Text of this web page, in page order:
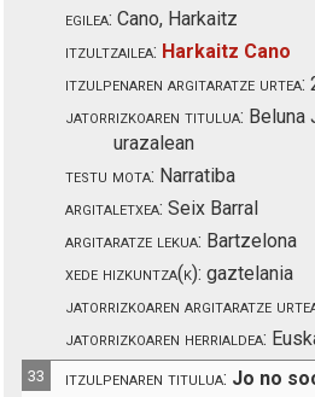
egilea: Cano, Harkaitz
itzultzailea: Harkaitz Cano
itzulpenaren argitaratze urtea:
jatorrizkoaren titulua: Beluna
urazalean
testu mota: Narratiba
argitaletxea: Seix Barral
argitaratze lekua: Bartzelona
xede hizkuntza(k): gaztelania
jatorrizkoaren argitaratze
jatorrizkoaren herrialdea:
33 itzulpenaren titulua: Jo no